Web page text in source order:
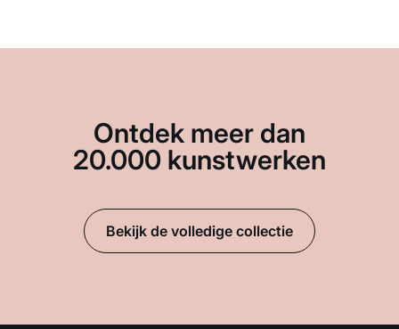
Ontdek meer dan
20.000 kunstwerken
Bekijk de volledige collectie